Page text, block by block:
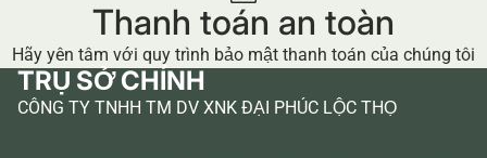
Thanh toán an toàn
Hãy yên tâm với quy trình bảo mật thanh toán của chúng tôi
TRỤ SỞ CHÍNH
CÔNG TY TNHH TM DV XNK ĐẠI PHÚC LỘC THỌ